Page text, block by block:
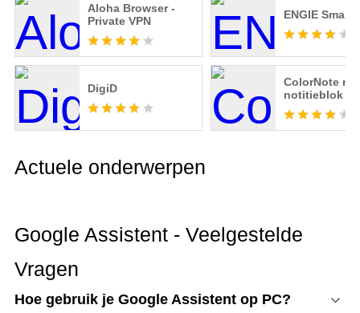
Aloha Browser -
Private VPN
ENGIE Smart
DigiD
ColorNote
notitieblok
Actuele onderwerpen
Google Assistent - Veelgestelde
Vragen
Hoe gebruik je Google Assistent op PC?